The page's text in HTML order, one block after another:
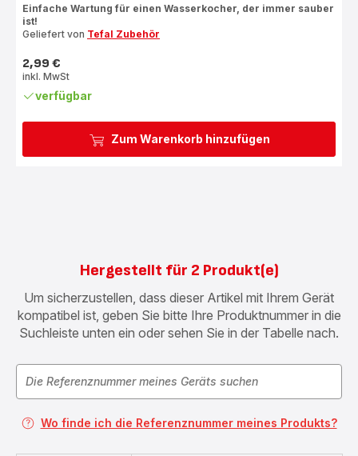
Zum Warenkorb hinzufügen
mit
5
(Durchschnitt)
Einfache Wartung für einen Wasserkocher, der immer sauber
ist!
Geliefert von Tefal Zubehör
Preis
2,99 €
inkl. MwSt
verfügbar
Hergestellt für 2 Produkt(e)
Um sicherzustellen, dass dieser Artikel mit Ihrem Gerät
kompatibel ist, geben Sie bitte Ihre Produktnummer in die
Suchleiste unten ein oder sehen Sie in der Tabelle nach.
Wo finde ich die Referenznummer meines Produkts?